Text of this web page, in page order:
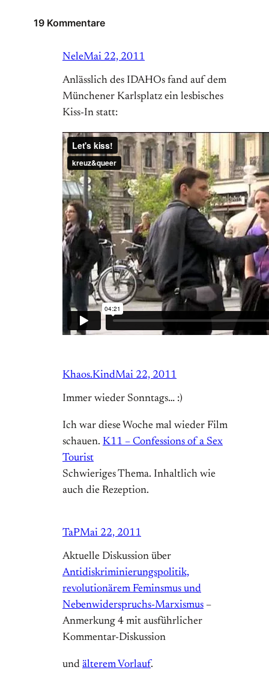
19 Kommentare
NeleMai 22, 2011
Anlässlich des IDAHOs fand auf dem
Münchener Karlsplatz ein lesbisches
Kiss-In statt:
Khaos.KindMai 22, 2011
Immer wieder Sonntags… :)
Ich war diese Woche mal wieder Film
schauen. K11 – Confessions of a Sex
Tourist
Schwieriges Thema. Inhaltlich wie
auch die Rezeption.
TaPMai 22, 2011
Aktuelle Diskussion über
Antidiskriminierungspolitik,
revolutionärem Feminsmus und
Nebenwiderspruchs-Marxismus –
Anmerkung 4 mit ausführlicher
Kommentar-Diskussion
und älterem Vorlauf.